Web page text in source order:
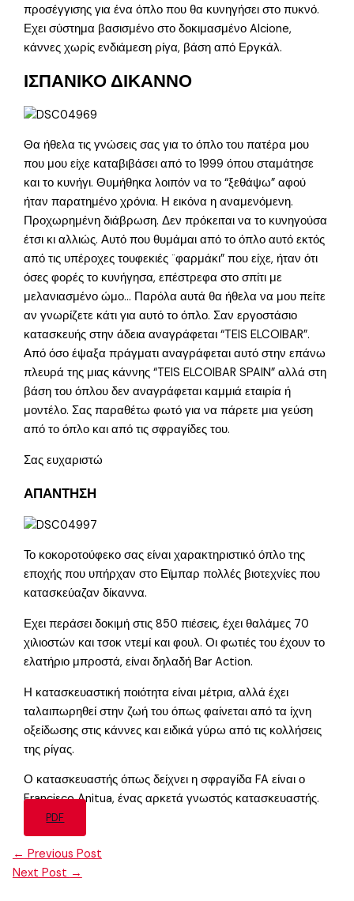
προσέγγισης για ένα όπλο που θα κυνηγήσει στο πυκνό.
Εχει σύστημα βασισμένο στο δοκιμασμένο Alcione,
κάννες χωρίς ενδιάμεση ρίγα, βάση από Εργκάλ.
ΙΣΠΑΝΙΚΟ ΔΙΚΑΝΝΟ
Θα ήθελα τις γνώσεις σας για το όπλο του πατέρα μου
που μου είχε καταβιβάσει από το 1999 όπου σταμάτησε
και το κυνήγι. Θυμήθηκα λοιπόν να το “ξεθάψω” αφού
ήταν παρατημένο χρόνια. Η εικόνα η αναμενόμενη.
Προχωρημένη διάβρωση. Δεν πρόκειται να το κυνηγούσα
έτσι κι αλλιώς. Αυτό που θυμάμαι από το όπλο αυτό εκτός
από τις υπέροχες τουφεκιές ¨φαρμάκι” που είχε, ήταν ότι
όσες φορές το κυνήγησα, επέστρεφα στο σπίτι με
μελανιασμένο ώμο… Παρόλα αυτά θα ήθελα να μου πείτε
αν γνωρίζετε κάτι για αυτό το όπλο. Σαν εργοστάσιο
κατασκευής στην άδεια αναγράφεται “TEIS ELCOIBAR”.
Από όσο έψαξα πράγματι αναγράφεται αυτό στην επάνω
πλευρά της μιας κάννης “TEIS ELCOIBAR SPAIN” αλλά στη
βάση του όπλου δεν αναγράφεται καμμιά εταιρία ή
μοντέλο. Σας παραθέτω φωτό για να πάρετε μια γεύση
από το όπλο και από τις σφραγίδες του.
Σας ευχαριστώ
ΑΠΑΝΤΗΣΗ
Το κοκοροτούφεκο σας είναι χαρακτηριστικό όπλο της
εποχής που υπήρχαν στο Εϊμπαρ πολλές βιοτεχνίες που
κατασκεύαζαν δίκαννα.
Εχει περάσει δοκιμή στις 850 πιέσεις, έχει θαλάμες 70
χιλιοστών και τσοκ ντεμί και φουλ. Οι φωτιές του έχουν το
ελατήριο μπροστά, είναι δηλαδή Bar Action.
Η κατασκευαστική ποιότητα είναι μέτρια, αλλά έχει
ταλαιπωρηθεί στην ζωή του όπως φαίνεται από τα ίχνη
οξείδωσης στις κάννες και ειδικά γύρω από τις κολλήσεις
της ρίγας.
Ο κατασκευαστής όπως δείχνει η σφραγίδα FA είναι ο
Francisco Anitua, ένας αρκετά γνωστός κατασκευαστής.
PDF
← Previous Post
Next Post →